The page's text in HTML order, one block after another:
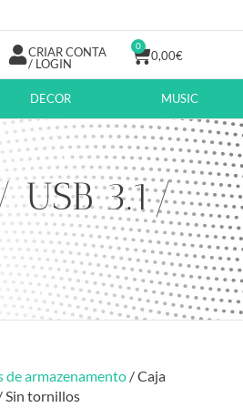
CRIAR CONTA
/ LOGIN
0,00€
0
DECOR MUSIC
USB 3.1/
armazenamento / Caja
Sin tornillos